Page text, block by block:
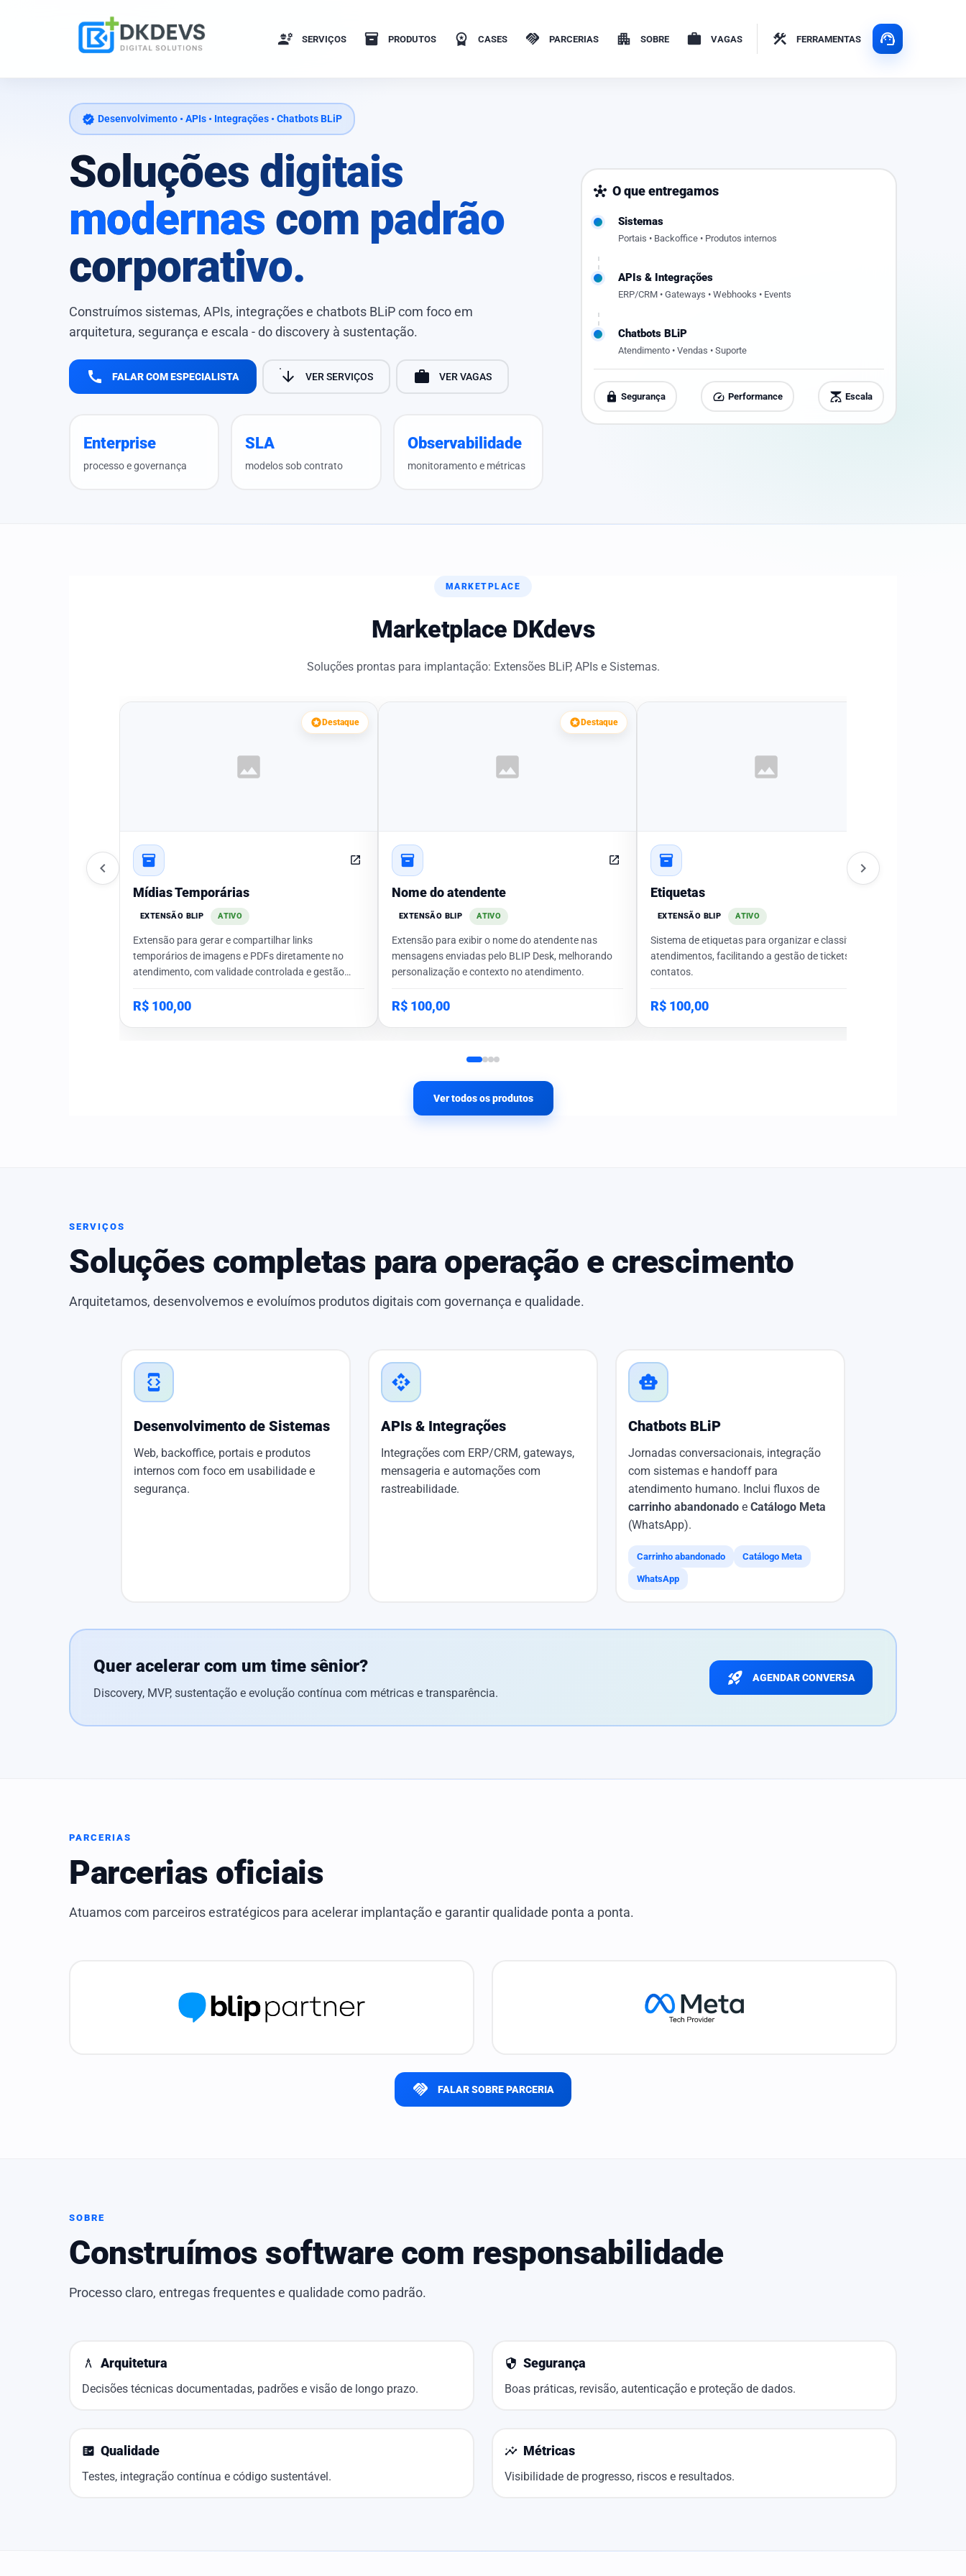
engineering SERVIÇOS inventory_2 PRODUTOS workspace_premium CASES handshake PARCERIAS apartment SOBRE work VAGAS construction FERRAMENTAS support_agent
verified Desenvolvimento • APIs • Integrações • Chatbots BLiP
Soluções digitais
modernas com padrão
corporativo.
Construímos sistemas, APIs, integrações e chatbots BLiP com foco em
arquitetura, segurança e escala - do discovery à sustentação.
call FALAR COM ESPECIALISTA arrow_downward VER SERVIÇOS work VER VAGAS
Enterprise
processo e governança
SLA
modelos sob contrato
Observabilidade
monitoramento e métricas
hub O que entregamos
Sistemas
Portais • Backoffice • Produtos internos
APIs & Integrações
ERP/CRM • Gateways • Webhooks • Events
Chatbots BLiP
Atendimento • Vendas • Suporte
lock Segurança speed Performance scale Escala
MARKETPLACE
Marketplace DKdevs
Soluções prontas para implantação: Extensões BLiP, APIs e Sistemas.
chevron_left
image
stars Destaque
inventory_2 open_in_new
Mídias Temporárias
EXTENSÃO BLIP ATIVO
Extensão para gerar e compartilhar links
temporários de imagens e PDFs diretamente no
atendimento, com validade controlada e gestão
R$ 100,00
image
stars Destaque
inventory_2 open_in_new
Nome do atendente
EXTENSÃO BLIP ATIVO
Extensão para exibir o nome do atendente nas
mensagens enviadas pelo BLIP Desk, melhorando
personalização e contexto no atendimento.
R$ 100,00
image
inventory_2 open_in_new
Etiquetas
EXTENSÃO BLIP ATIVO
Sistema de etiquetas para organizar e classificar
atendimentos, facilitando a gestão de tickets e
contatos.
R$ 100,00
chevron_right
Ver todos os produtos
SERVIÇOS
Soluções completas para operação e crescimento
Arquitetamos, desenvolvemos e evoluímos produtos digitais com governança e qualidade.
developer_mode
Desenvolvimento de Sistemas
Web, backoffice, portais e produtos
internos com foco em usabilidade e
segurança.
api
APIs & Integrações
Integrações com ERP/CRM, gateways,
mensageria e automações com
rastreabilidade.
smart_toy
Chatbots BLiP
Jornadas conversacionais, integração
com sistemas e handoff para
atendimento humano. Inclui fluxos de
carrinho abandonado e Catálogo Meta
(WhatsApp).
Carrinho abandonado Catálogo Meta
WhatsApp
Quer acelerar com um time sênior?
Discovery, MVP, sustentação e evolução contínua com métricas e transparência.
rocket_launch AGENDAR CONVERSA
PARCERIAS
Parcerias oficiais
Atuamos com parceiros estratégicos para acelerar implantação e garantir qualidade ponta a ponta.
handshake FALAR SOBRE PARCERIA
SOBRE
Construímos software com responsabilidade
Processo claro, entregas frequentes e qualidade como padrão.
architecture Arquitetura
Decisões técnicas documentadas, padrões e visão de longo prazo.
security Segurança
Boas práticas, revisão, autenticação e proteção de dados.
fact_check Qualidade
Testes, integração contínua e código sustentável.
insights Métricas
Visibilidade de progresso, riscos e resultados.